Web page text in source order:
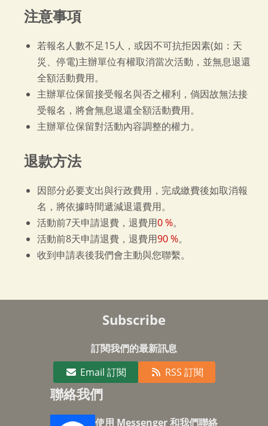
注意事項
若報名人數不足15人，或因不可抗拒因素(如：天
災、停電)主辦單位有權取消當次活動，並無息退還
全額活動費用。
主辦單位保留接受報名與否之權利，倘因故無法接
受報名，將會無息退還全額活動費用。
主辦單位保留對活動內容調整的權力。
退款方法
因部分必要支出與行政費用，完成繳費後如取消報
名，將依據時間遞減退還費用。
活動前7天申請退費，退費用0 %。
活動前8天申請退費，退費用90 %。
收到申請表後我們會主動與您聯繫。
Subscribe
訂閱我們的最新訊息
Email 訂閱
RSS 訂閱
聯絡我們
使用 Messenger 和我們聯絡